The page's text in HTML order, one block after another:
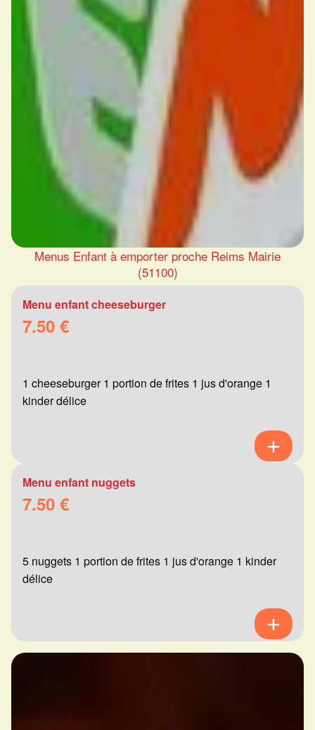
Menus Enfant à emporter proche Reims Mairie
(51100)
Menu enfant cheeseburger
7.50 €
1 cheeseburger 1 portion de frites 1 jus d'orange 1
kinder délice
Menu enfant nuggets
7.50 €
5 nuggets 1 portion de frites 1 jus d'orange 1 kinder
délice